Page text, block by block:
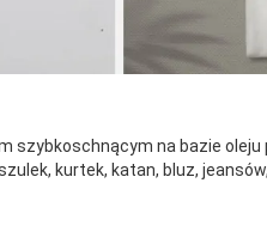
na bazie
kurtek, katan, bluz,